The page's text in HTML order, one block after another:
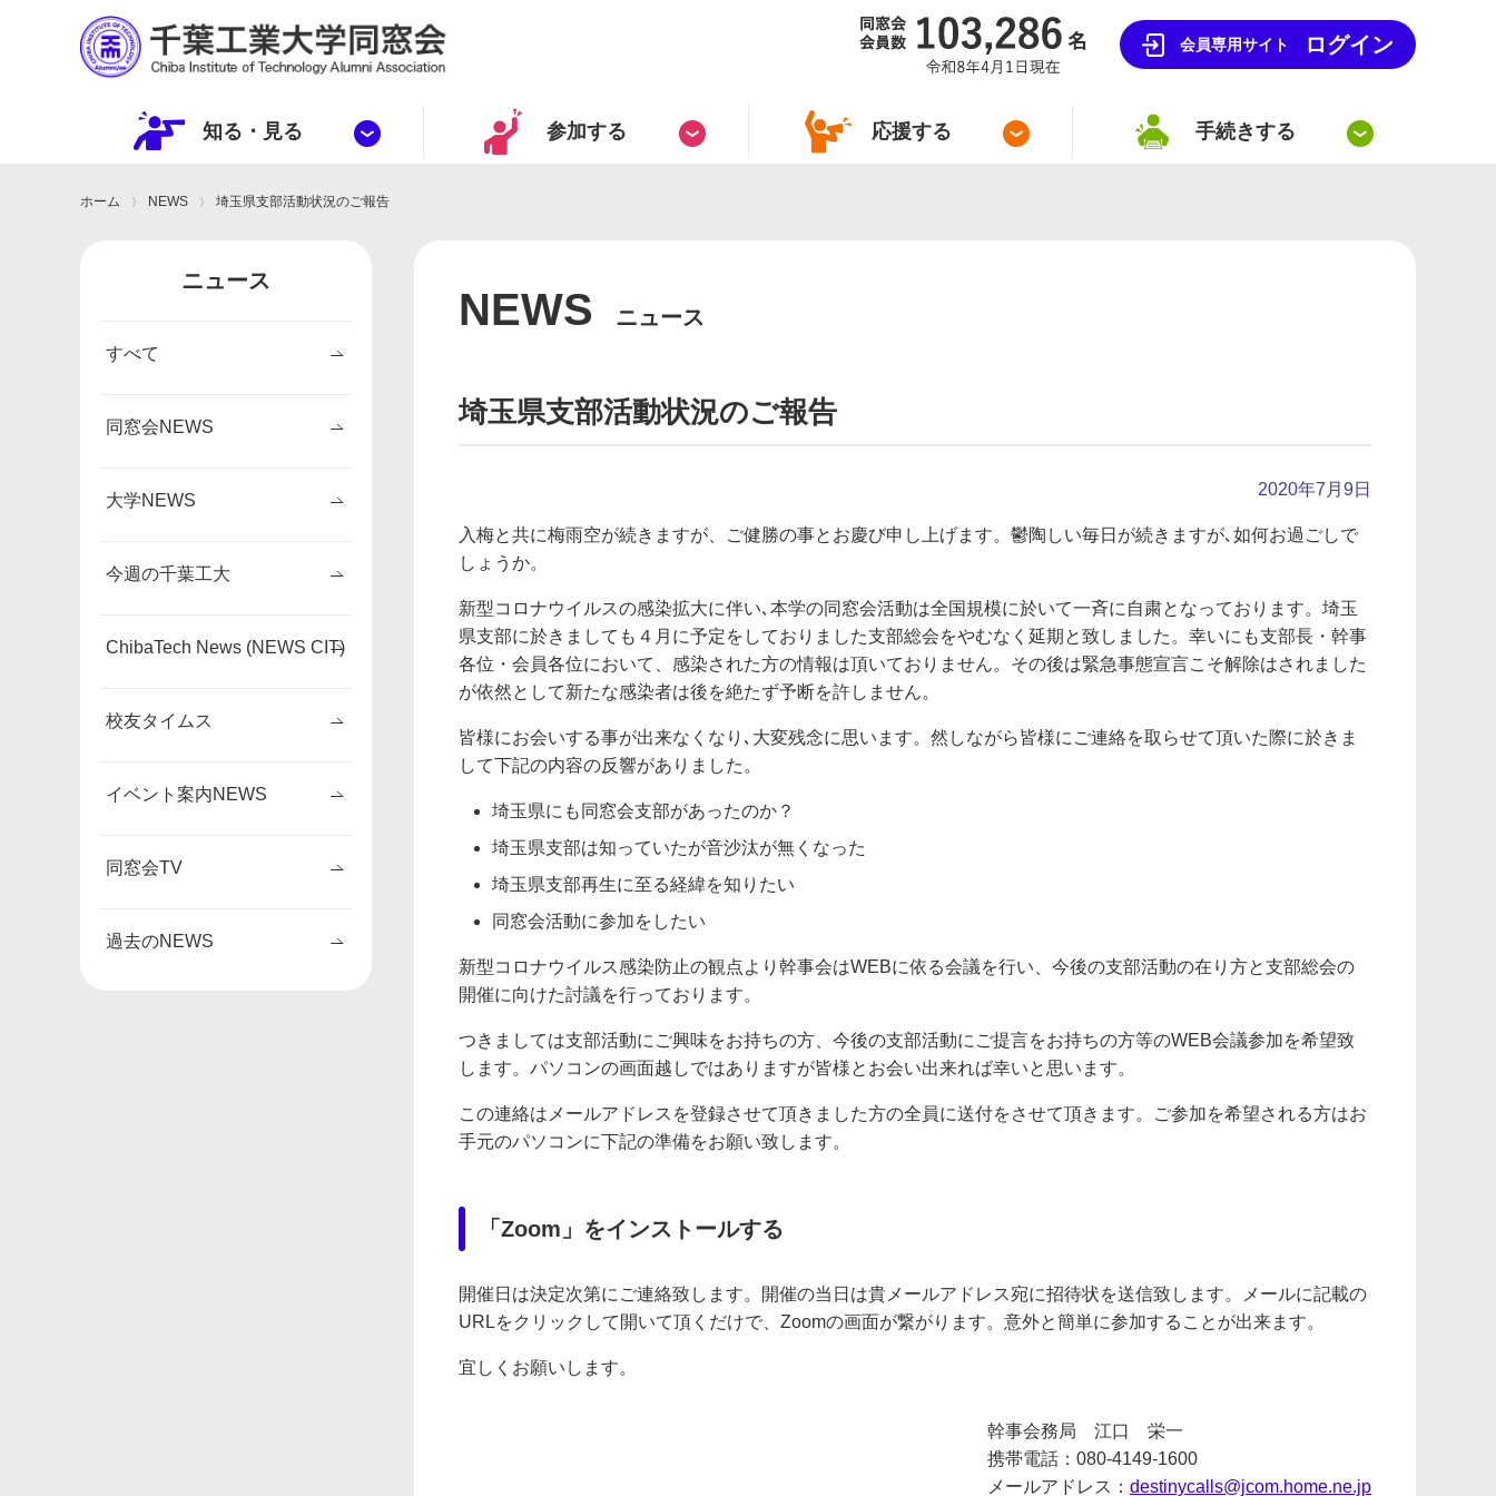
会員専用サイト ログイン
知る・ 見る 参加する 応援する 手続きする
ホーム NEWS 埼玉県支部活動状況のご報告
NEWS ニュース
埼玉県支部活動状況のご報告
2020年7月9日
入梅と共に梅雨空が続きますが、ご健勝の事とお慶び申し上げます。鬱陶しい毎日が続きますが､如何お過ごしで
しょうか。
新型コロナウイルスの感染拡大に伴い､本学の同窓会活動は全国規模に於いて一斉に自粛となっております。埼玉
県支部に於きましても４月に予定をしておりました支部総会をやむなく延期と致しました。幸いにも支部長・幹事
各位・会員各位において、感染された方の情報は頂いておりません。その後は緊急事態宣言こそ解除はされました
が依然として新たな感染者は後を絶たず予断を許しません。
皆様にお会いする事が出来なくなり､大変残念に思います。然しながら皆様にご連絡を取らせて頂いた際に於きま
して下記の内容の反響がありました。
埼玉県にも同窓会支部があったのか？
埼玉県支部は知っていたが音沙汰が無くなった
埼玉県支部再生に至る経緯を知りたい
同窓会活動に参加をしたい
新型コロナウイルス感染防止の観点より幹事会はWEBに依る会議を行い、今後の支部活動の在り方と支部総会の
開催に向けた討議を行っております。
つきましては支部活動にご興味をお持ちの方、今後の支部活動にご提言をお持ちの方等のWEB会議参加を希望致
します。パソコンの画面越しではありますが皆様とお会い出来れば幸いと思います。
この連絡はメールアドレスを登録させて頂きました方の全員に送付をさせて頂きます。ご参加を希望される方はお
手元のパソコンに下記の準備をお願い致します。
「Zoom」をインストールする
開催日は決定次第にご連絡致します。開催の当日は貴メールアドレス宛に招待状を送信致します。メールに記載の
URLをクリックして開いて頂くだけで、Zoomの画面が繋がります。意外と簡単に参加することが出来ます。
宜しくお願いします。
幹事会務局 江口 栄一
携帯電話：080-4149-1600
メールアドレス： destinycalls@jcom.home.ne.jp
ニュース
すべて
同窓会NEWS
大学NEWS
今週の千葉工大
ChibaTech News (NEWS CIT)
校友タイムス
イベント案内NEWS
同窓会TV
過去のNEWS